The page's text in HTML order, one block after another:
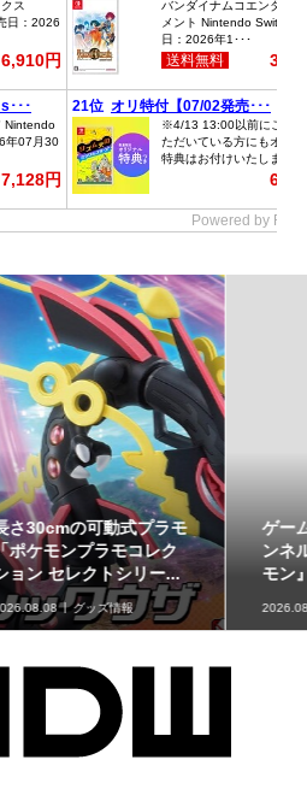
最初のパートナーポケモ
ンなど30種！「ポケット
モンスター30周年 ミニ...
2026.08.07 グッズ情報